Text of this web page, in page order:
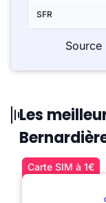
SFR
Source
Les
Carte SIM à 1€